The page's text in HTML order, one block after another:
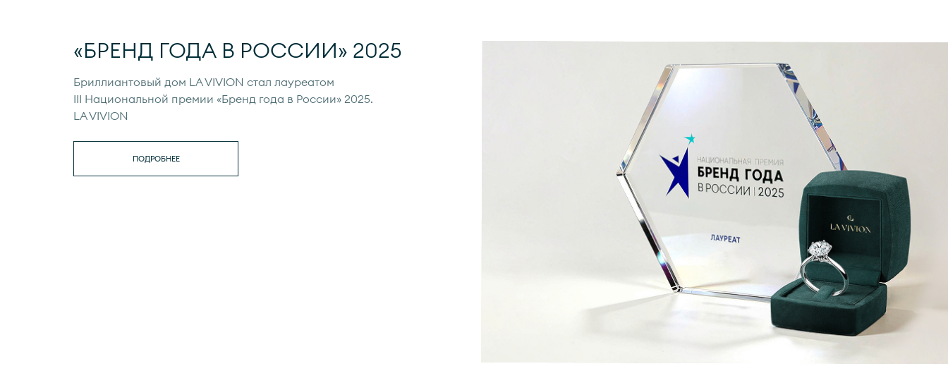
«БРЕНД ГОДА В РОССИИ» 2025
Бриллиантовый дом LA VIVION стал лауреатом
III Национальной премии «Бренд года в России» 2025.
LA VIVION
ПОДРОБНЕЕ